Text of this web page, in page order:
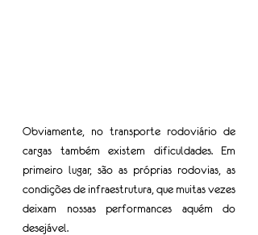
Obviamente, no transporte rodoviário de
cargas também existem dificuldades. Em
primeiro lugar, são as próprias rodovias, as
condições de infraestrutura, que muitas vezes
deixam nossas performances aquém do
desejável.